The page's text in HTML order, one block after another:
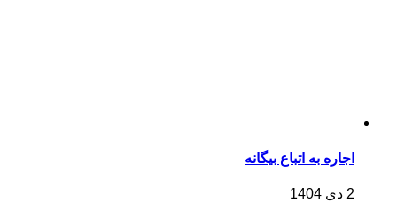
اجاره به اتباع بیگانه
2 دی 1404